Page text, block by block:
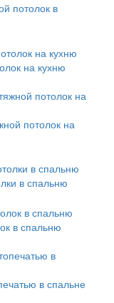
потолок в
на кухню
потолок на
в спальню
в спальню
в спальне